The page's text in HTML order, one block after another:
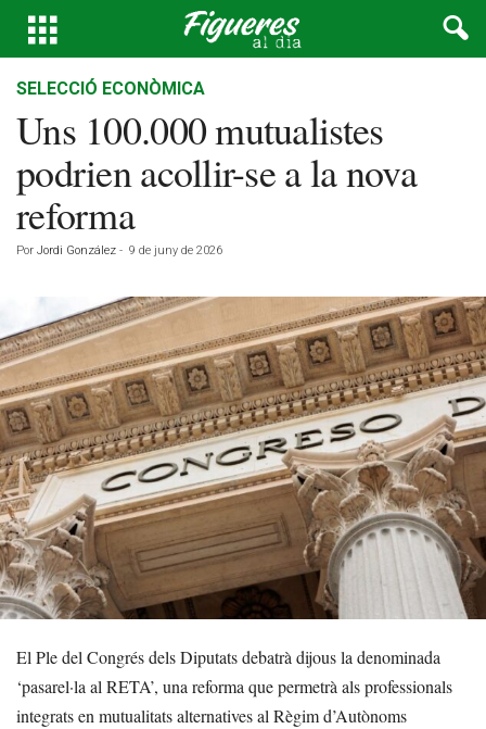
SELECCIÓ ECONÒMICA
Uns 100.000 mutualistes
podrien acollir-se a la nova
reforma
Por Jordi González - 9 de juny de 2026
El Ple del Congrés dels Diputats debatrà dijous la denominada
‘pasarel·la al RETA’, una reforma que permetrà als professionals
integrats en mutualitats alternatives al Règim d’Autònoms